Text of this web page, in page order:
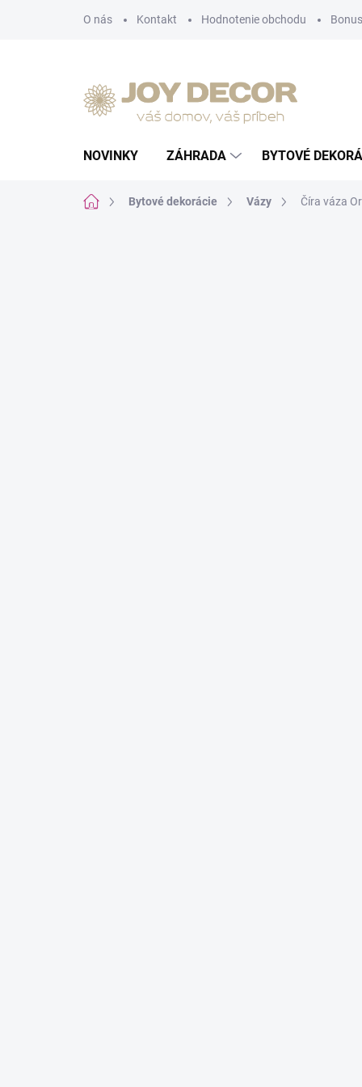
O nás Kontakt Hodnotenie obchodu
NOVINKY ZÁHRADA BYTOVÉ
DomovBytové dekorácie Vázy Číra váza